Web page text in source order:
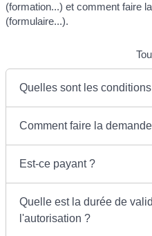
(formation...) et comment faire
(formulaire...).
Quelles sont les
Comment faire la
Est-ce payant ?
Quelle est la durée de
l'autorisation ?